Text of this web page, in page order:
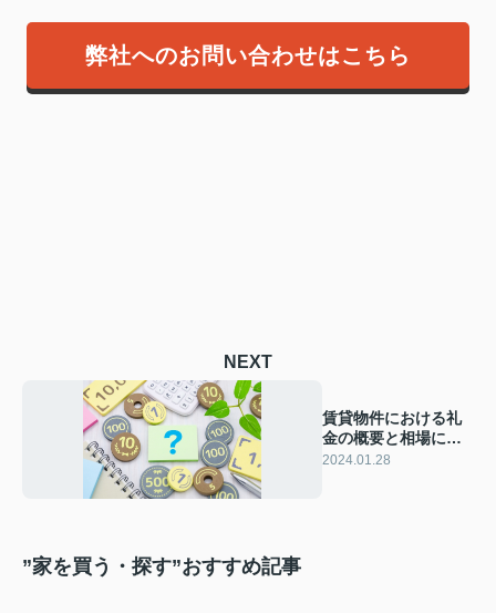
弊社へのお問い合わせはこちら
NEXT
賃貸物件における礼
金の概要と相場につ
いて解説！
2024.01.28
”家を買う・探す”おすすめ記事